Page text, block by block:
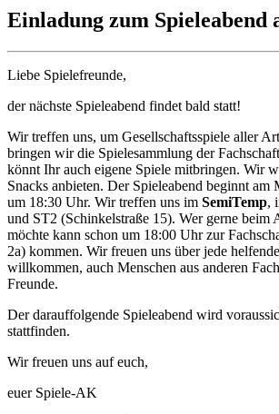
Einladung zum Spieleabend
Liebe Spielefreunde,
der nächste Spieleabend findet bald statt!
Wir treffen uns, um Gesellschaftsspiele aller
bringen wir die Spielesammlung der
könnt Ihr auch eigene Spiele mitbringen. Wir
Snacks anbieten. Der Spieleabend beginnt am
um 18:30 Uhr. Wir treffen uns im SemiTemp,
und ST2 (Schinkelstraße 15). Wer gerne beim
möchte kann schon um 18:00 Uhr zur
2a) kommen. Wir freuen uns über jede
willkommen, auch Menschen aus anderen
Freunde.
Der darauffolgende Spieleabend wird
stattfinden.
Wir freuen uns auf euch,
euer Spiele-AK